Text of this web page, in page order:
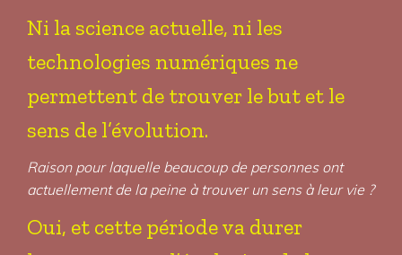
Ni la science actuelle, ni les
technologies numériques ne
permettent de trouver le but et le
sens de l’évolution.
Raison pour laquelle beaucoup de personnes ont
actuellement de la peine à trouver un sens à leur vie ?
Oui, et cette période va durer